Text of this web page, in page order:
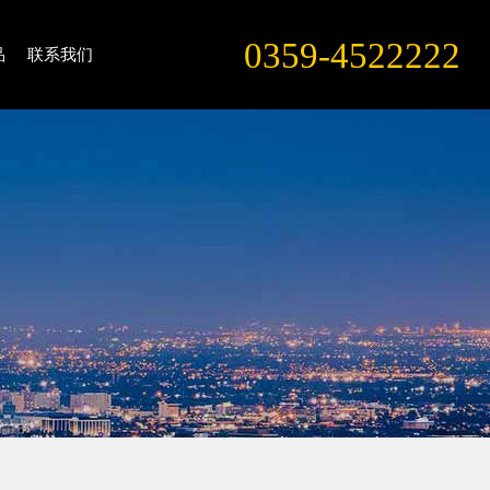
联系我们 0359-4522222